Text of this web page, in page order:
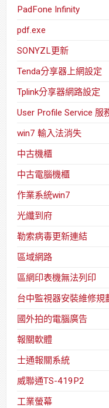
PadFone Infinity
pdf.exe
SONYZL更新
Tenda分享器上網設定
Tplink分享器網路設定
User Profile Service 服
win7 輸入法消失
中古機櫃
中古電腦機櫃
作業系統win7
光纖到府
勒索病毒更新連結
區域網路
區網印表機無法列印
台中監視器安裝維修規
國外拍的電腦廣告
報關軟體
士通報關系統
威聯通TS-419P2
工業螢幕